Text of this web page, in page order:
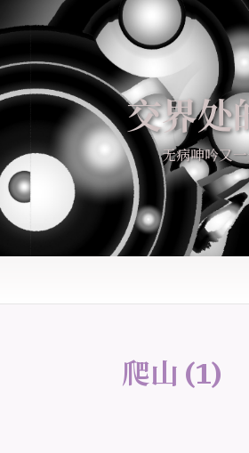
交界处
无病呻吟又
爬山 (1)